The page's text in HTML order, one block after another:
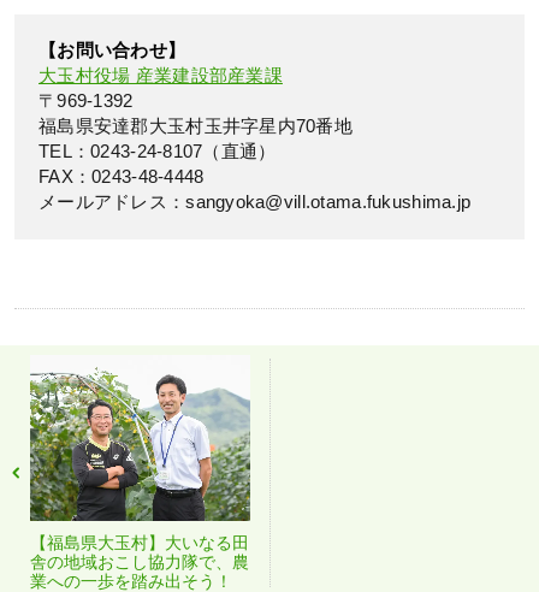
【お問い合わせ】
大玉村役場 産業建設部産業課
〒969-1392
福島県安達郡大玉村玉井字星内70番地
TEL：0243-24-8107（直通）
FAX：0243-48-4448
メールアドレス：sangyoka@vill.otama.fukushima.jp
【福島県大玉村】大いなる田
舎の地域おこし協力隊で、農
業への一歩を踏み出そう！